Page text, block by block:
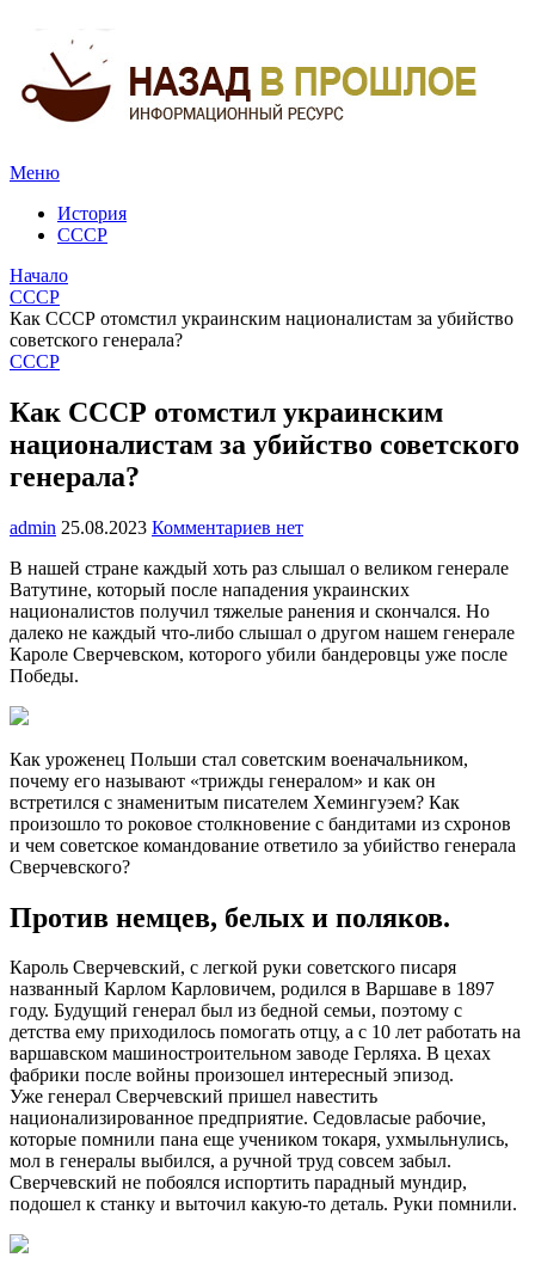
Меню
История
СССР
Начало
СССР
Как СССР отомстил украинским националистам за убийство
советского генерала?
СССР
Как СССР отомстил украинским
националистам за убийство советского
генерала?
admin 25.08.2023 Комментариев нет
В нашей стране каждый хоть раз слышал о великом генерале
Ватутине, который после нападения украинских
националистов получил тяжелые ранения и скончался. Но
далеко не каждый что-либо слышал о другом нашем генерале
Кароле Сверчевском, которого убили бандеровцы уже после
Победы.
Как уроженец Польши стал советским военачальником,
почему его называют «трижды генералом» и как он
встретился с знаменитым писателем Хемингуэем? Как
произошло то роковое столкновение с бандитами из схронов
и чем советское командование ответило за убийство генерала
Сверчевского?
Против немцев, белых и поляков.
Кароль Сверчевский, с легкой руки советского писаря
названный Карлом Карловичем, родился в Варшаве в 1897
году. Будущий генерал был из бедной семьи, поэтому с
детства ему приходилось помогать отцу, а с 10 лет работать на
варшавском машиностроительном заводе Герляха. В цехах
фабрики после войны произошел интересный эпизод.
Уже генерал Сверчевский пришел навестить
национализированное предприятие. Седовласые рабочие,
которые помнили пана еще учеником токаря, ухмыльнулись,
мол в генералы выбился, а ручной труд совсем забыл.
Сверчевский не побоялся испортить парадный мундир,
подошел к станку и выточил какую-то деталь. Руки помнили.